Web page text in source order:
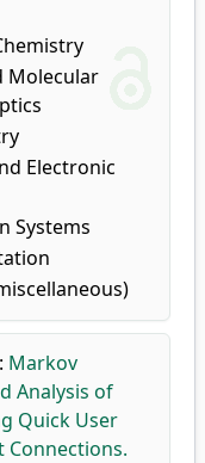
Molecular
Electronic
Systems
: Markov
Analysis of
Quick User